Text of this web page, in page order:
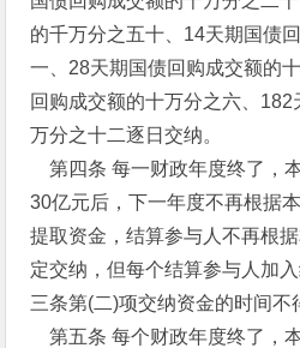
的千万分之五十、14天期国债
一、28天期国债回购成交额的
回购成交额的十万分之六、
万分之十二逐日交纳。
第四条 每一财政年度终了，
30亿元后，下一年度不再根据
提取资金，结算参与人不再根
定交纳，但每个结算参与人加
三条第(二)项交纳资金的时间不
第五条 每个财政年度终了，